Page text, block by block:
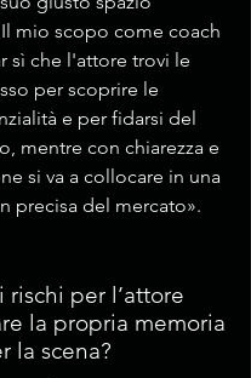
mio scopo come coach
sì che l'attore trovi le
per scoprire le
e per fidarsi del
mentre con chiarezza e
si va a collocare in una
precisa del mercato».
rischi per l’attore
la propria memoria
la scena?